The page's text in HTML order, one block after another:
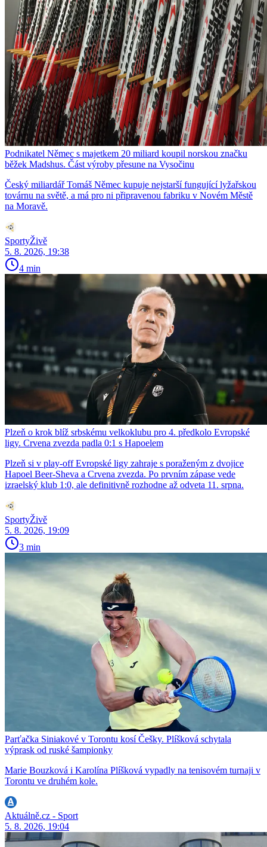
Podnikatel Němec s majetkem 20 miliard koupil norskou značku
běžek Madshus. Část výroby přesune na Vysočinu
Český miliardář Tomáš Němec kupuje nejstarší fungující lyžařskou
továrnu na světě, a má pro ni připravenou fabriku v Novém Městě
na Moravě.
SportyŽivě
5. 8. 2026, 19:38
4 min
Plzeň o krok blíž srbskému velkoklubu pro 4. předkolo Evropské
ligy. Crvena zvezda padla 0:1 s Hapoelem
Plzeň si v play-off Evropské ligy zahraje s poraženým z dvojice
Hapoel Beer-Sheva a Crvena zvezda. Po prvním zápase vede
izraelský klub 1:0, ale definitivně rozhodne až odveta 11. srpna.
SportyŽivě
5. 8. 2026, 19:09
3 min
Parťačka Siniakové v Torontu kosí Češky. Plíšková schytala
výprask od ruské šampionky
Marie Bouzková i Karolína Plíšková vypadly na tenisovém turnaji v
Torontu ve druhém kole.
Aktuálně.cz - Sport
5. 8. 2026, 19:04